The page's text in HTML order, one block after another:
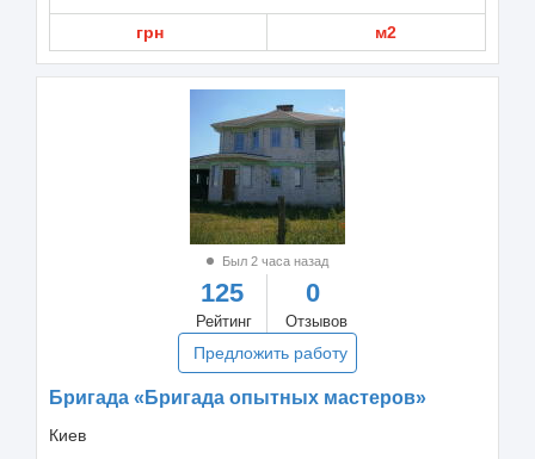
грн м2
Был 2 часа назад
125
Рейтинг
0
Отзывов
Предложить работу
Бригада «Бригада опытных мастеров»
Киев